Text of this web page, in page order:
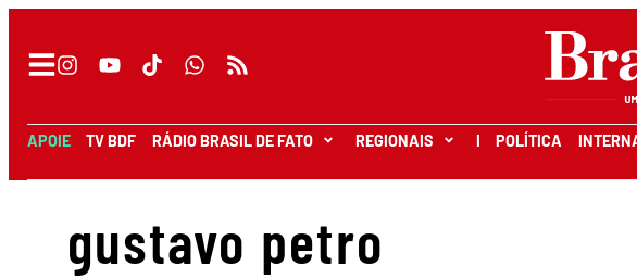
APOIE TV BDF RÁDIO BRASIL DE FATO REGIONAIS I POLÍTICA
gustavo petro